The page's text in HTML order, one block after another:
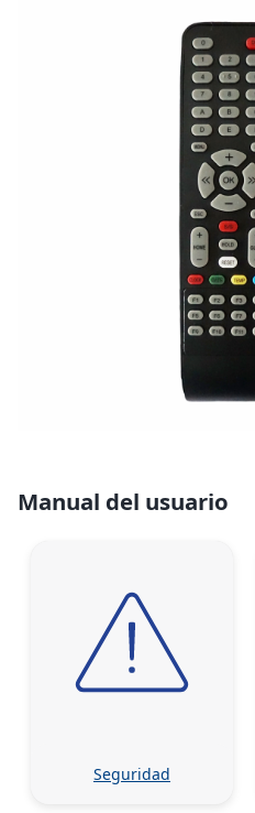
Manual del usuario
Seguridad